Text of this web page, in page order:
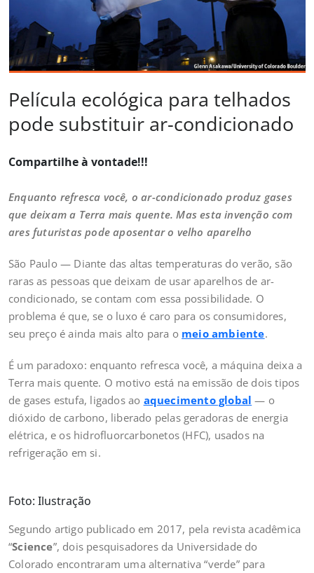
Película ecológica para telhados
pode substituir ar-condicionado
Compartilhe à vontade!!!
Enquanto refresca você, o ar-condicionado produz gases
que deixam a Terra mais quente. Mas esta invenção com
ares futuristas pode aposentar o velho aparelho
São Paulo — Diante das altas temperaturas do verão, são
raras as pessoas que deixam de usar aparelhos de ar-
condicionado, se contam com essa possibilidade. O
problema é que, se o luxo é caro para os consumidores,
seu preço é ainda mais alto para o meio ambiente.
É um paradoxo: enquanto refresca você, a máquina deixa a
Terra mais quente. O motivo está na emissão de dois tipos
de gases estufa, ligados ao aquecimento global — o
dióxido de carbono, liberado pelas geradoras de energia
elétrica, e os hidrofluorcarbonetos (HFC), usados na
refrigeração em si.
Foto: Ilustração
Segundo artigo publicado em 2017, pela revista acadêmica
“Science”, dois pesquisadores da Universidade do
Colorado encontraram uma alternativa “verde” para